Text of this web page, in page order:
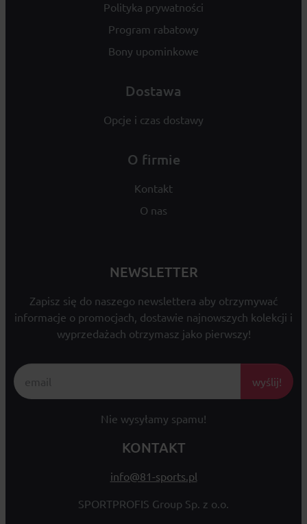
Polityka prywatności
Program rabatowy
Bony upominkowe
Dostawa
Opcje i czas dostawy
O firmie
Kontakt
O nas
NEWSLETTER
Zapisz się do naszego newslettera aby otrzymywać
informacje o promocjach, dostawie najnowszych kolekcji i
wyprzedażach otrzymasz jako pierwszy!
wyślij!
Nie wysyłamy spamu!
KONTAKT
info@81-sports.pl
SPORTPROFIS Group Sp. z o.o.